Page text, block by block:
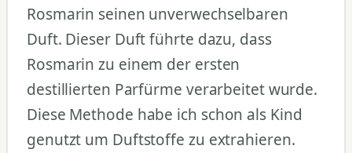
Rosmarin seinen unverwechselbaren
Duft. Dieser Duft führte dazu, dass
Rosmarin zu einem der ersten
destillierten Parfürme verarbeitet wurde.
Diese Methode habe ich schon als Kind
genutzt um Duftstoffe zu extrahieren.